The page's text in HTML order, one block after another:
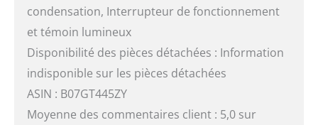
condensation, Interrupteur de fonctionnement
et témoin lumineux
Disponibilité des pièces détachées : Information
indisponible sur les pièces détachées
ASIN : B07GT445ZY
Moyenne des commentaires client : 5,0 sur